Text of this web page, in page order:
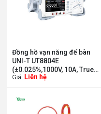
Đồng hồ vạn năng để bàn
UNI-T UT8804E
(±0.025%,1000V, 10A, True
RMS)
Giá: Liên hệ